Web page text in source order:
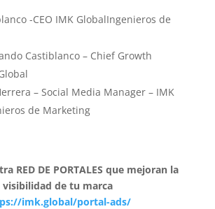
-CEO IMK GlobalIngenieros de
Castiblanco – Chief Growth
– Social Media Manager – IMK
de Marketing
RED DE PORTALES que mejoran la
visibilidad de tu marca
imk.global/portal-ads/